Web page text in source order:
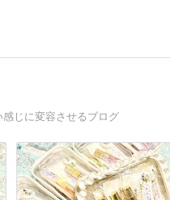
じに変容させるブログ